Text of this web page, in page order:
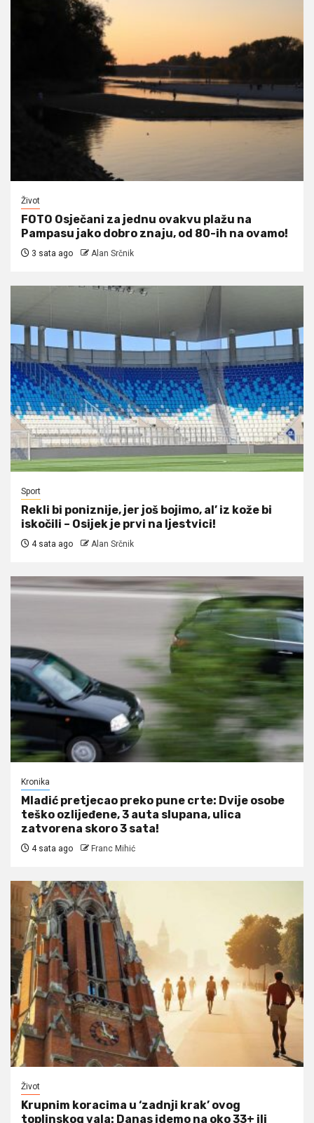
Život
FOTO Osječani za jednu ovakvu plažu na
Pampasu jako dobro znaju, od 80-ih na ovamo!
3 sata ago Alan Srčnik
Sport
Rekli bi poniznije, jer još bojimo, al’ iz kože bi
iskočili – Osijek je prvi na ljestvici!
4 sata ago Alan Srčnik
Kronika
Mladić pretjecao preko pune crte: Dvije osobe
teško ozlijeđene, 3 auta slupana, ulica
zatvorena skoro 3 sata!
4 sata ago Franc Mihić
Život
Krupnim koracima u ‘zadnji krak’ ovog
toplinskog vala: Danas idemo na oko 33+ ili